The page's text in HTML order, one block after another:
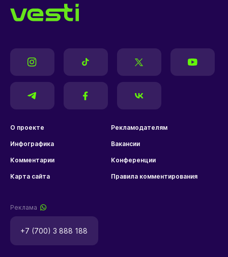
О проекте Рекламодателям
Инфографика Вакансии
Комментарии Конференции
Карта сайта Правила комментирования
Реклама
+7 (700) 3 888 188